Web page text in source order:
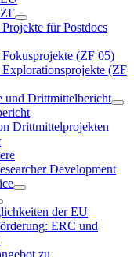
für Postdocs
(ZF 05)
Explorationsprojekte (ZF
und Drittmittelbericht
Drittmittelprojekten
Development
der EU
ERC und
zu